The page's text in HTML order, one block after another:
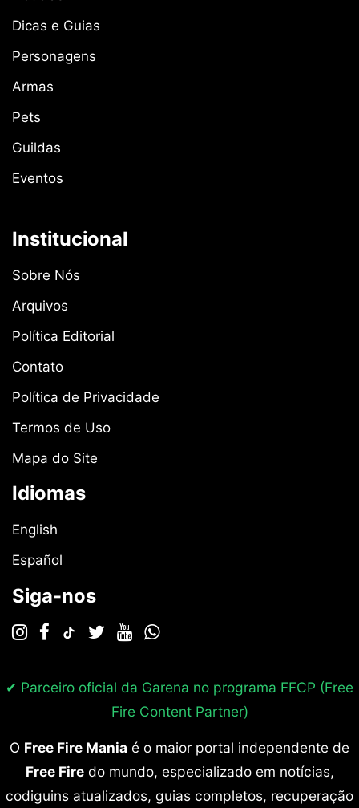
Dicas e Guias
Personagens
Armas
Pets
Guildas
Eventos
Institucional
Sobre Nós
Arquivos
Política Editorial
Contato
Política de Privacidade
Termos de Uso
Mapa do Site
Idiomas
English
Español
Siga-nos
✔ Parceiro oficial da Garena no programa FFCP (Free
Fire Content Partner)
O Free Fire Mania é o maior portal independente de
Free Firedo mundo, especializado em notícias,
codiguins atualizados, guias completos, recuperação